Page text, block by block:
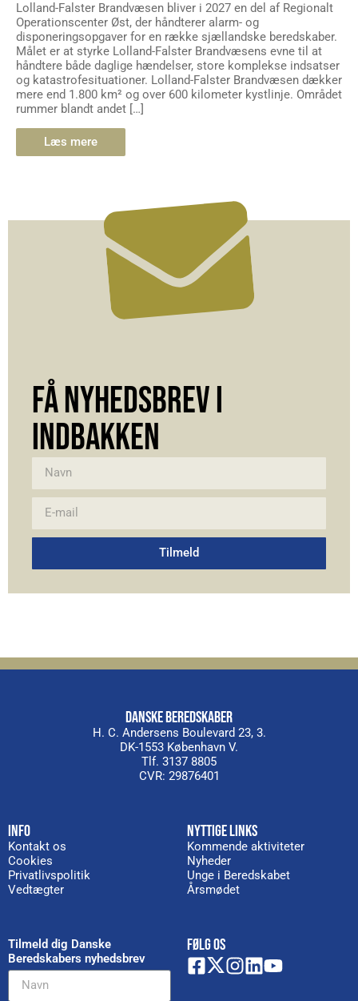
Lolland-Falster Brandvæsen bliver i 2027 en del af Regionalt
Operationscenter Øst, der håndterer alarm- og
disponeringsopgaver for en række sjællandske beredskaber.
Målet er at styrke Lolland-Falster Brandvæsens evne til at
håndtere både daglige hændelser, store komplekse indsatser
og katastrofesituationer. Lolland-Falster Brandvæsen dækker
mere end 1.800 km² og over 600 kilometer kystlinje. Området
rummer blandt andet […]
Læs mere
FÅ NYHEDSBREV I
INDBAKKEN
Tilmeld
DANSKE BEREDSKABER
H. C. Andersens Boulevard 23, 3.
DK-1553 København V.
Tlf. 3137 8805
CVR: 29876401
INFO
Kontakt os
Cookies
Privatlivspolitik
Vedtægter
NYTTIGE LINKS
Kommende aktiviteter
Nyheder
Unge i Beredskabet
Årsmødet
Tilmeld dig Danske
Beredskabers nyhedsbrev
FØLG OS